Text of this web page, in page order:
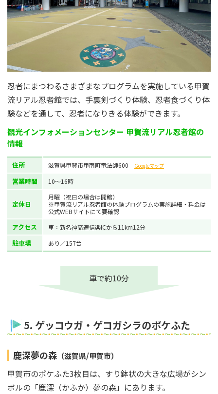
忍者にまつわるさまざまなプログラムを実施している甲賀
流リアル忍者館では、手裏剣づくり体験、忍者食づくり体
験などを通して、忍者になりきる体験ができます。
観光インフォメーションセンター 甲賀流リアル忍者館の
情報
住所 滋賀県甲賀市甲南町竜法師600 Googleマップ
営業時間 10〜16時
定休日
月曜（祝日の場合は開館）
※甲賀流リアル忍者館の体験プログラムの実施詳細・料金は
公式WEBサイトにて要確認
アクセス 車：新名神高速信楽ICから11km12分
駐車場 あり／157台
車で約10分
5. ゲッコウガ・ゲコガシラのポケふた
鹿深夢の森 （滋賀県/甲賀市）
甲賀市のポケふた3枚目は、すり鉢状の大きな広場がシン
ボルの「鹿深（かふか）夢の森」にあります。